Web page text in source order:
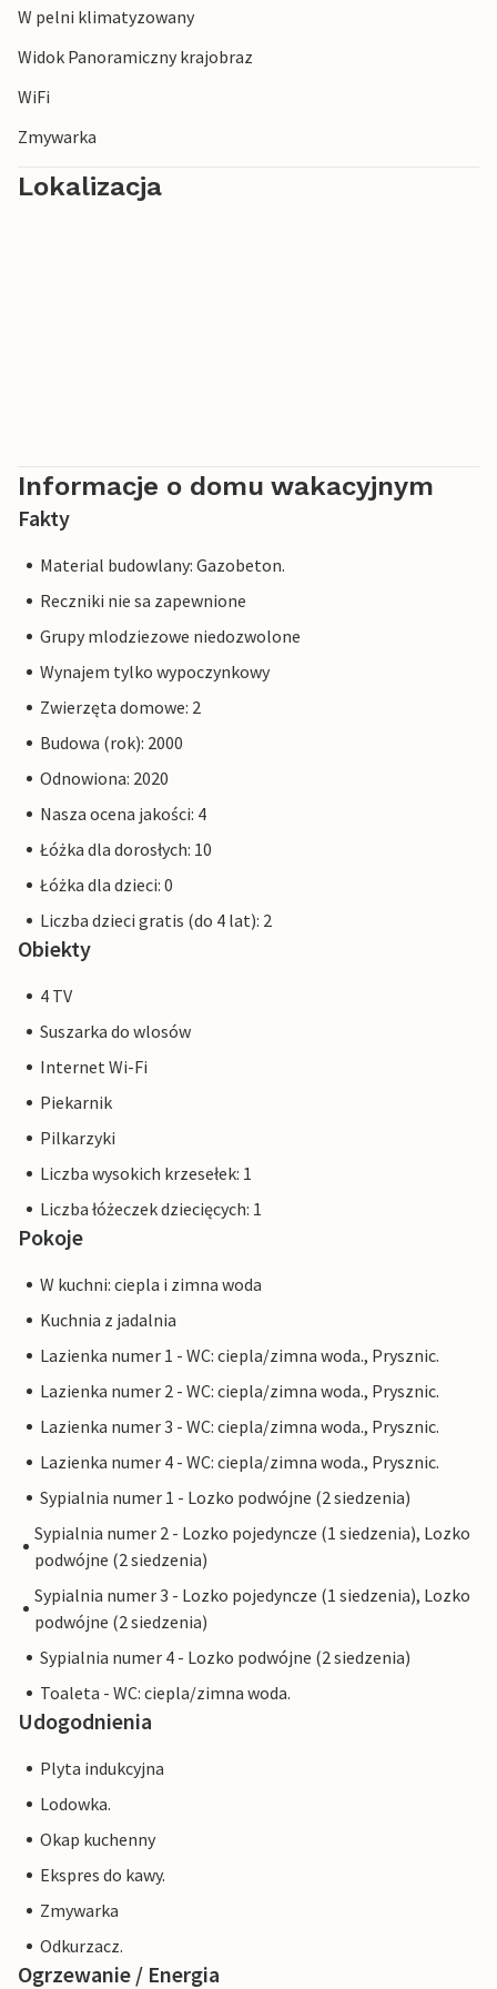
W pelni klimatyzowany
Widok Panoramiczny krajobraz
WiFi
Zmywarka
Lokalizacja
Informacje o domu wakacyjnym
Fakty
Material budowlany: Gazobeton.
Reczniki nie sa zapewnione
Grupy mlodziezowe niedozwolone
Wynajem tylko wypoczynkowy
Zwierzęta domowe: 2
Budowa (rok): 2000
Odnowiona: 2020
Nasza ocena jakości: 4
Łóżka dla dorosłych: 10
Łóżka dla dzieci: 0
Liczba dzieci gratis (do 4 lat): 2
Obiekty
4 TV
Suszarka do wlosów
Internet Wi-Fi
Piekarnik
Pilkarzyki
Liczba wysokich krzesełek: 1
Liczba łóżeczek dziecięcych: 1
Pokoje
W kuchni: ciepla i zimna woda
Kuchnia z jadalnia
Lazienka numer 1 - WC: ciepla/zimna woda., Prysznic.
Lazienka numer 2 - WC: ciepla/zimna woda., Prysznic.
Lazienka numer 3 - WC: ciepla/zimna woda., Prysznic.
Lazienka numer 4 - WC: ciepla/zimna woda., Prysznic.
Sypialnia numer 1 - Lozko podwójne (2 siedzenia)
Sypialnia numer 2 - Lozko pojedyncze (1 siedzenia), Lozko
podwójne (2 siedzenia)
Sypialnia numer 3 - Lozko pojedyncze (1 siedzenia), Lozko
podwójne (2 siedzenia)
Sypialnia numer 4 - Lozko podwójne (2 siedzenia)
Toaleta - WC: ciepla/zimna woda.
Udogodnienia
Plyta indukcyjna
Lodowka.
Okap kuchenny
Ekspres do kawy.
Zmywarka
Odkurzacz.
Ogrzewanie / Energia